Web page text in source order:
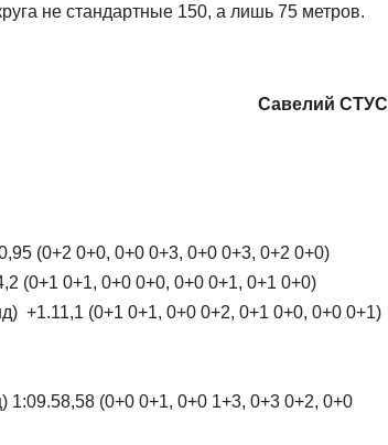
не стандартные 150, а лишь 75 метров.
Савелий СТУС
(0+2 0+0, 0+0 0+3, 0+0 0+3, 0+2 0+0)
(0+1 0+1, 0+0 0+0, 0+0 0+1, 0+1 0+0)
+1.11,1 (0+1 0+1, 0+0 0+2, 0+1 0+0, 0+0 0+1)
(0+0 0+1, 0+0 1+3, 0+3 0+2, 0+0